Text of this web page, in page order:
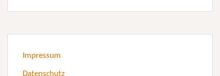
Impressum
Datenschutz